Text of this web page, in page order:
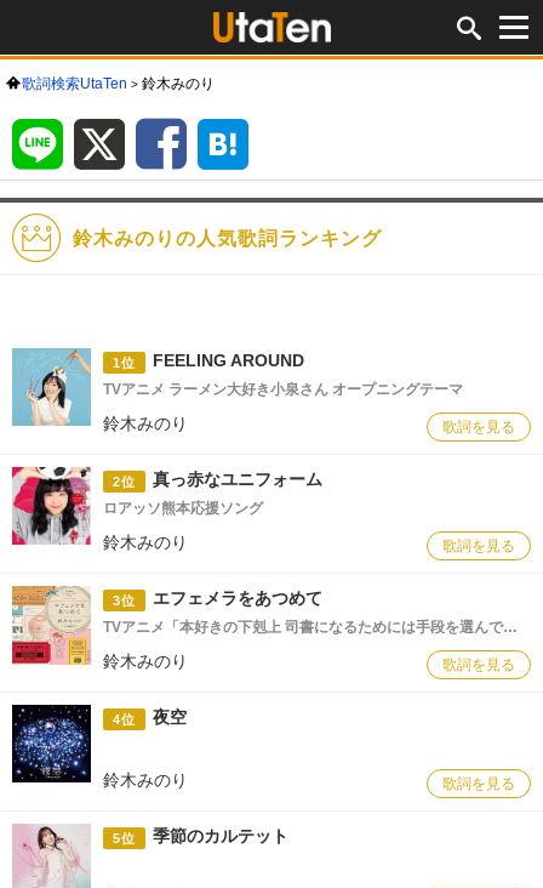
歌詞検索UtaTen 鈴木みのり
LINE Facebook
ク
ー
鈴木みのりの人気歌詞ランキング
1位 FEELING AROUND
TVアニメ ラーメン大好き小泉さん オープニングテーマ
鈴木みのり 歌詞を見る
2位 真っ赤なユニフォーム
ロアッソ熊本応援ソング
鈴木みのり 歌詞を見る
3位 エフェメラをあつめて
TVアニメ「本好きの下剋上 司書になるためには手段を選んでいられません」第二部 エンディングテーマ
鈴木みのり 歌詞を見る
4位 夜空
鈴木みのり 歌詞を見る
5位 季節のカルテット